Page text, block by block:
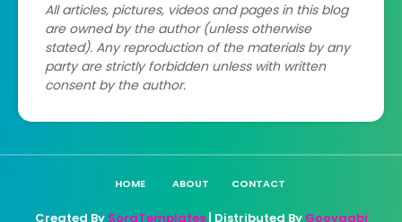
All articles, pictures, videos and pages in this blog
are owned by the author (unless otherwise
stated). Any reproduction of the materials by any
party are strictly forbidden unless with written
consent by the author.
HOME ABOUT CONTACT
Created By SoraTemplates| Distributed By Gooyaabi